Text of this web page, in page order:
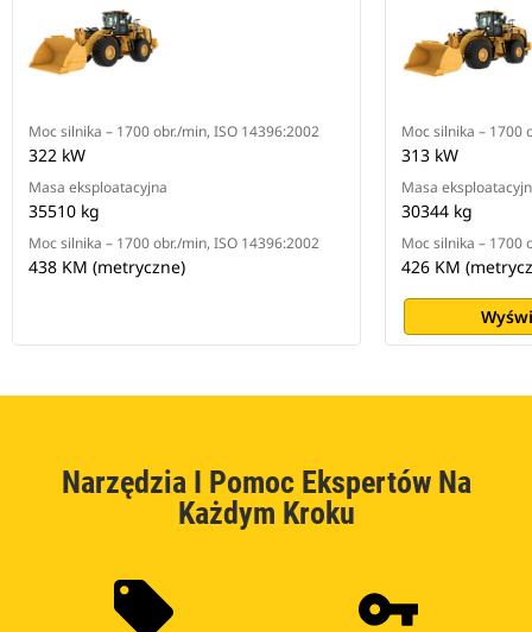
Moc silnika – 1700 obr./min, ISO 14396:2002
322 kW
Masa eksploatacyjna
35510 kg
Moc silnika – 1700 obr./min, ISO 14396:2002
438 KM (metryczne)
Moc silnika – 1700
313 kW
Masa
30344 kg
Moc silnika – 1700
426 KM
Narzędzia I Pomoc Ekspertów Na
Każdym Kroku